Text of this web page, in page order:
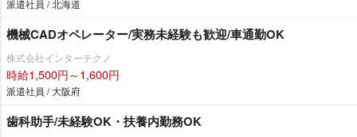
派遣社員 / 北海道
機械CADオペレーター/実務未経験も歓迎/車通勤OK
株式会社インターテクノ
時給1,500円～1,600円
派遣社員 / 大阪府
歯科助手/未経験OK・扶養内勤務OK